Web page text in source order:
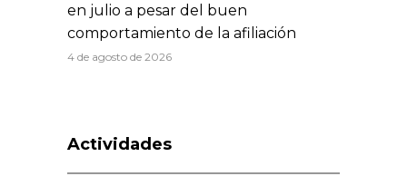
en julio a pesar del buen
comportamiento de la afiliación
4 de agosto de 2026
Actividades